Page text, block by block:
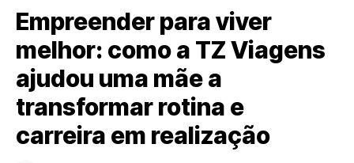
Empreender para viver
melhor: como a TZ Viagens
ajudou uma mãe a
transformar rotina e
carreira em realização